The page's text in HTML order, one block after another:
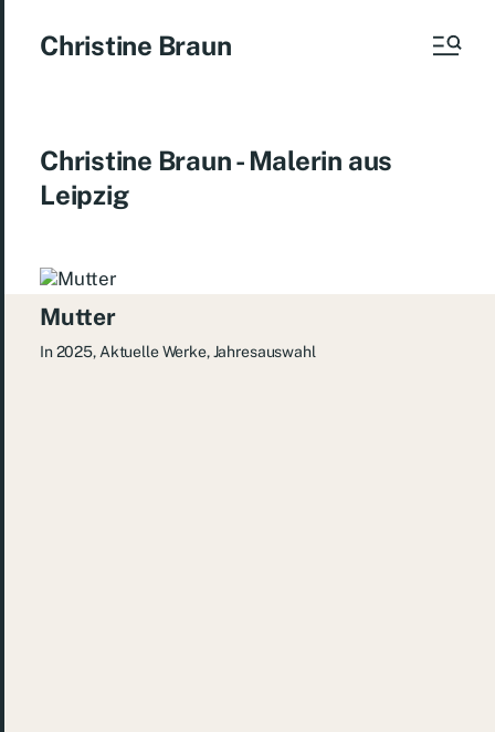
Christine Braun
Christine Braun - Malerin aus
Leipzig
Mutter
In2025, Aktuelle Werke,Jahresauswahl